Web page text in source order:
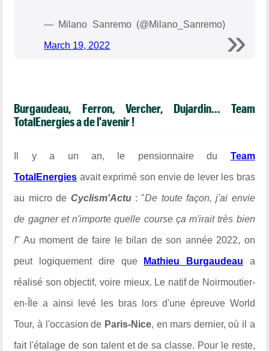
— Milano Sanremo (@Milano_Sanremo)
March 19, 2022
Burgaudeau, Ferron, Vercher, Dujardin... Team
TotalEnergies a de l'avenir !
Il y a un an, le pensionnaire du Team
TotalEnergies avait exprimé son envie de lever les bras
au micro de Cyclism'Actu: "De toute façon, j'ai envie
de gagner et n'importe quelle course ça m'irait très bien
!" Au moment de faire le bilan de son année 2022, on
peut logiquement dire que Mathieu Burgaudeau a
réalisé son objectif, voire mieux. Le natif de Noirmoutier-
en-Île a ainsi levé les bras lors d'une épreuve World
Tour, à l'occasion de Paris-Nice, en mars dernier, où il a
fait l'étalage de son talent et de sa classe. Pour le reste,